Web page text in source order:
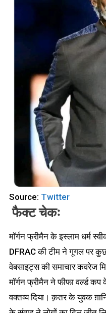
Source: Twitter
फैक्ट चेकः
मॉर्गन फ्रीमैन के इस्लाम धर्म
DFRAC की टीम ने गूगल पर
वेबसाइट्स की समाचार कवरेज
मॉर्गन फ्रीमैन ने फीफा वर्ल्ड
वक्तव्य दिया। क़तर के युवक